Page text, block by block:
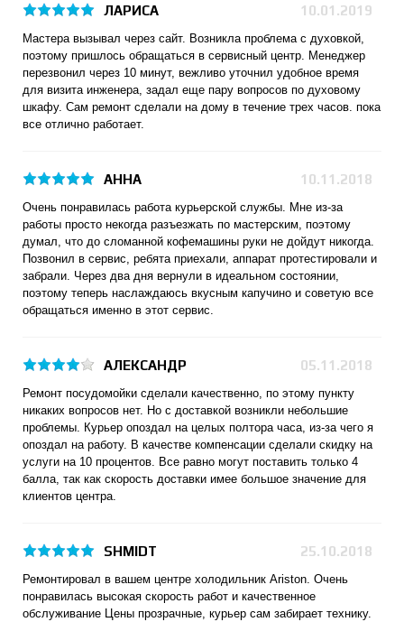
ЛАРИСА 10.01.2019
Мастера вызывал через сайт. Возникла проблема с духовкой,
поэтому пришлось обращаться в сервисный центр. Менеджер
перезвонил через 10 минут, вежливо уточнил удобное время
для визита инженера, задал еще пару вопросов по духовому
шкафу. Сам ремонт сделали на дому в течение трех часов. пока
все отлично работает.
АННА 10.11.2018
Очень понравилась работа курьерской службы. Мне из-за
работы просто некогда разъезжать по мастерским, поэтому
думал, что до сломанной кофемашины руки не дойдут никогда.
Позвонил в сервис, ребята приехали, аппарат протестировали и
забрали. Через два дня вернули в идеальном состоянии,
поэтому теперь наслаждаюсь вкусным капучино и советую все
обращаться именно в этот сервис.
АЛЕКСАНДР 05.11.2018
Ремонт посудомойки сделали качественно, по этому пункту
никаких вопросов нет. Но с доставкой возникли небольшие
проблемы. Курьер опоздал на целых полтора часа, из-за чего я
опоздал на работу. В качестве компенсации сделали скидку на
услуги на 10 процентов. Все равно могут поставить только 4
балла, так как скорость доставки имее большое значение для
клиентов центра.
SHMIDT 25.10.2018
Ремонтировал в вашем центре холодильник Ariston. Очень
понравилась высокая скорость работ и качественное
обслуживание Цены прозрачные, курьер сам забирает технику.